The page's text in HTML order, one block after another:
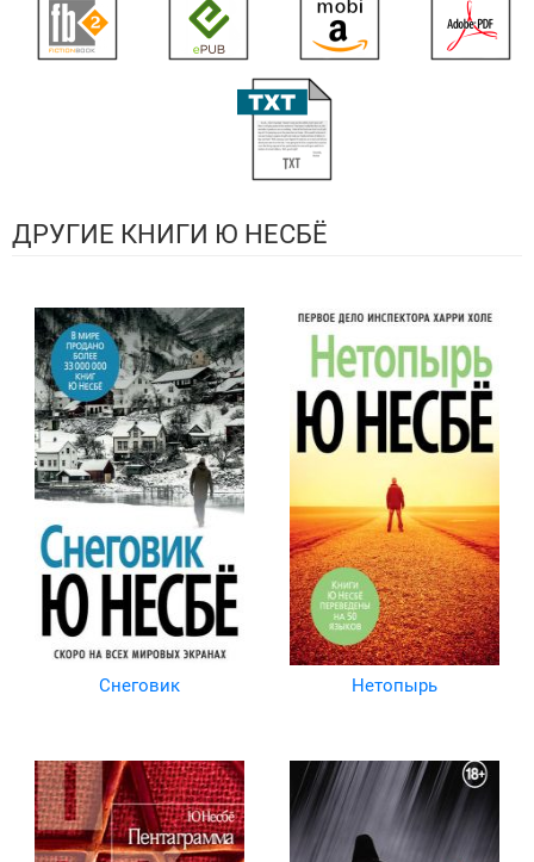
ДРУГИЕ КНИГИ Ю НЕСБЁ
Снеговик Нетопырь